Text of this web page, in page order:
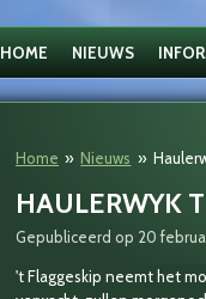
HOME NIEUWS
Home » Nieuws »
HAULERWYK
Gepubliceerd op 20
't Flaggeskip neemt het